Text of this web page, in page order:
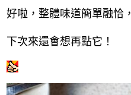
好啦，整體味道簡單融恰，
下次來還會想再點它！